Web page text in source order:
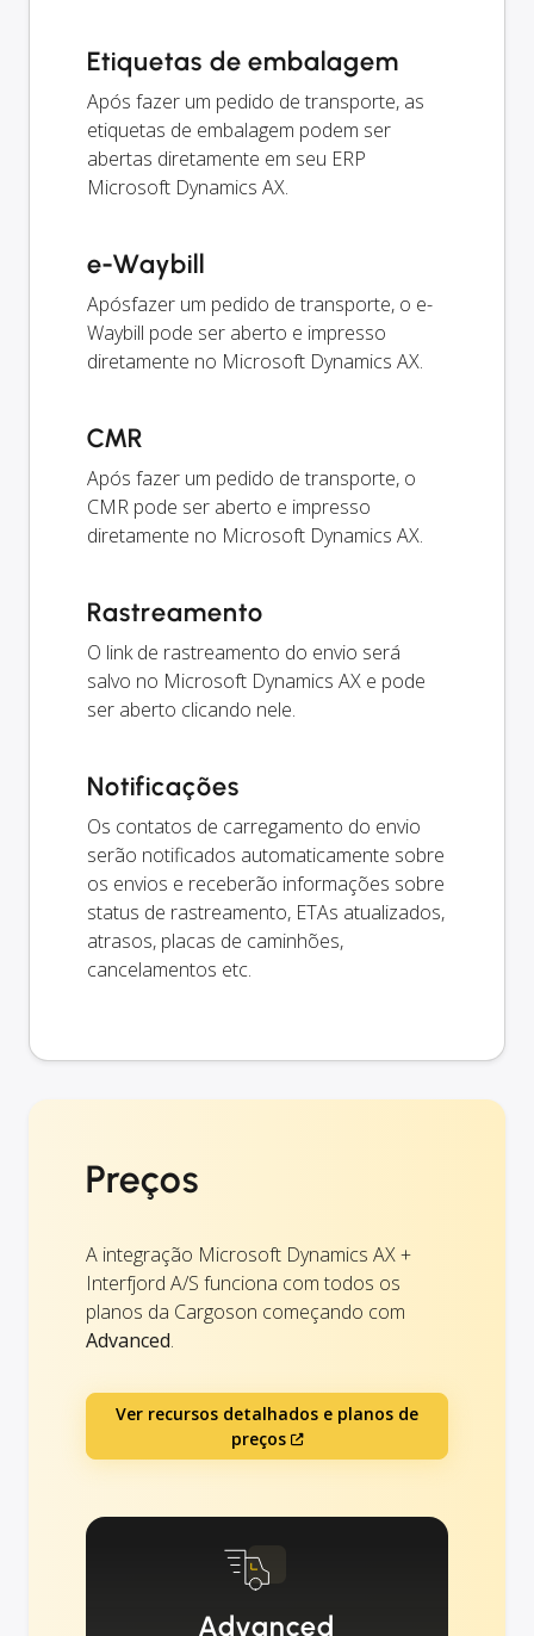
Etiquetas de embalagem
Após fazer um pedido de transporte, as
etiquetas de embalagem podem ser
abertas diretamente em seu ERP
Microsoft Dynamics AX.
e-Waybill
Apósfazer um pedido de transporte, o e-
Waybill pode ser aberto e impresso
diretamente no Microsoft Dynamics AX.
CMR
Após fazer um pedido de transporte, o
CMR pode ser aberto e impresso
diretamente no Microsoft Dynamics AX.
Rastreamento
O link de rastreamento do envio será
salvo no Microsoft Dynamics AX e pode
ser aberto clicando nele.
Notificações
Os contatos de carregamento do envio
serão notificados automaticamente sobre
os envios e receberão informações sobre
status de rastreamento, ETAs atualizados,
atrasos, placas de caminhões,
cancelamentos etc.
Preços
A integração Microsoft Dynamics AX +
Interfjord A/S funciona com todos os
planos da Cargoson começando com
Advanced.
Ver recursos detalhados e planos de
preços
Advanced